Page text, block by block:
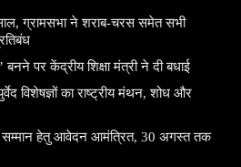
ग्रामसभा ने शराब-चरस समेत सभी
बनने पर केंद्रीय शिक्षा मंत्री ने दी बधाई
विशेषज्ञों का राष्ट्रीय मंथन, शोध और
सम्मान हेतु आवेदन आमंत्रित, 30 अगस्त तक